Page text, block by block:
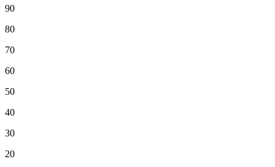
90
80
70
60
50
40
30
20